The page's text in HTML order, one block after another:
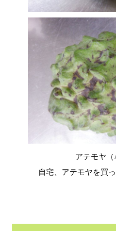
アテモヤ（
自宅、アテモヤを買